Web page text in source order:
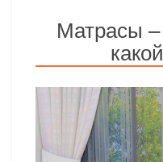
Матрасы